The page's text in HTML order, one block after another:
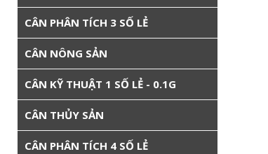
CÂN PHÂN TÍCH 3 SỐ LẺ
CÂN NÔNG SẢN
CÂN KỸ THUẬT 1 SỐ LẺ - 0.1G
CÂN THỦY SẢN
CÂN PHÂN TÍCH 4 SỐ LẺ